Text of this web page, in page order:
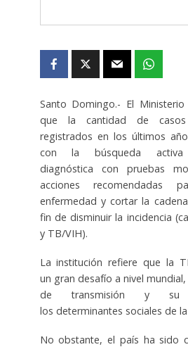
Santo Domingo.- El
que la cantidad de
registrados en los últimos
conla búsqueda
diagnóstica con pruebas
acciones recomendadas
enfermedad y cortar la
fin de disminuir la incidencia
y TB/VIH).
La institución refiere que la
un gran desafío a nivel mundial
detransmisión y su
los determinantes sociales de
No obstante, el país ha sido